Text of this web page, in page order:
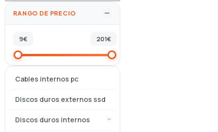
Cables internos pc
Discos duros externos ssd
Discos duros internos
RANGO DE PRECIO
9€ 201€